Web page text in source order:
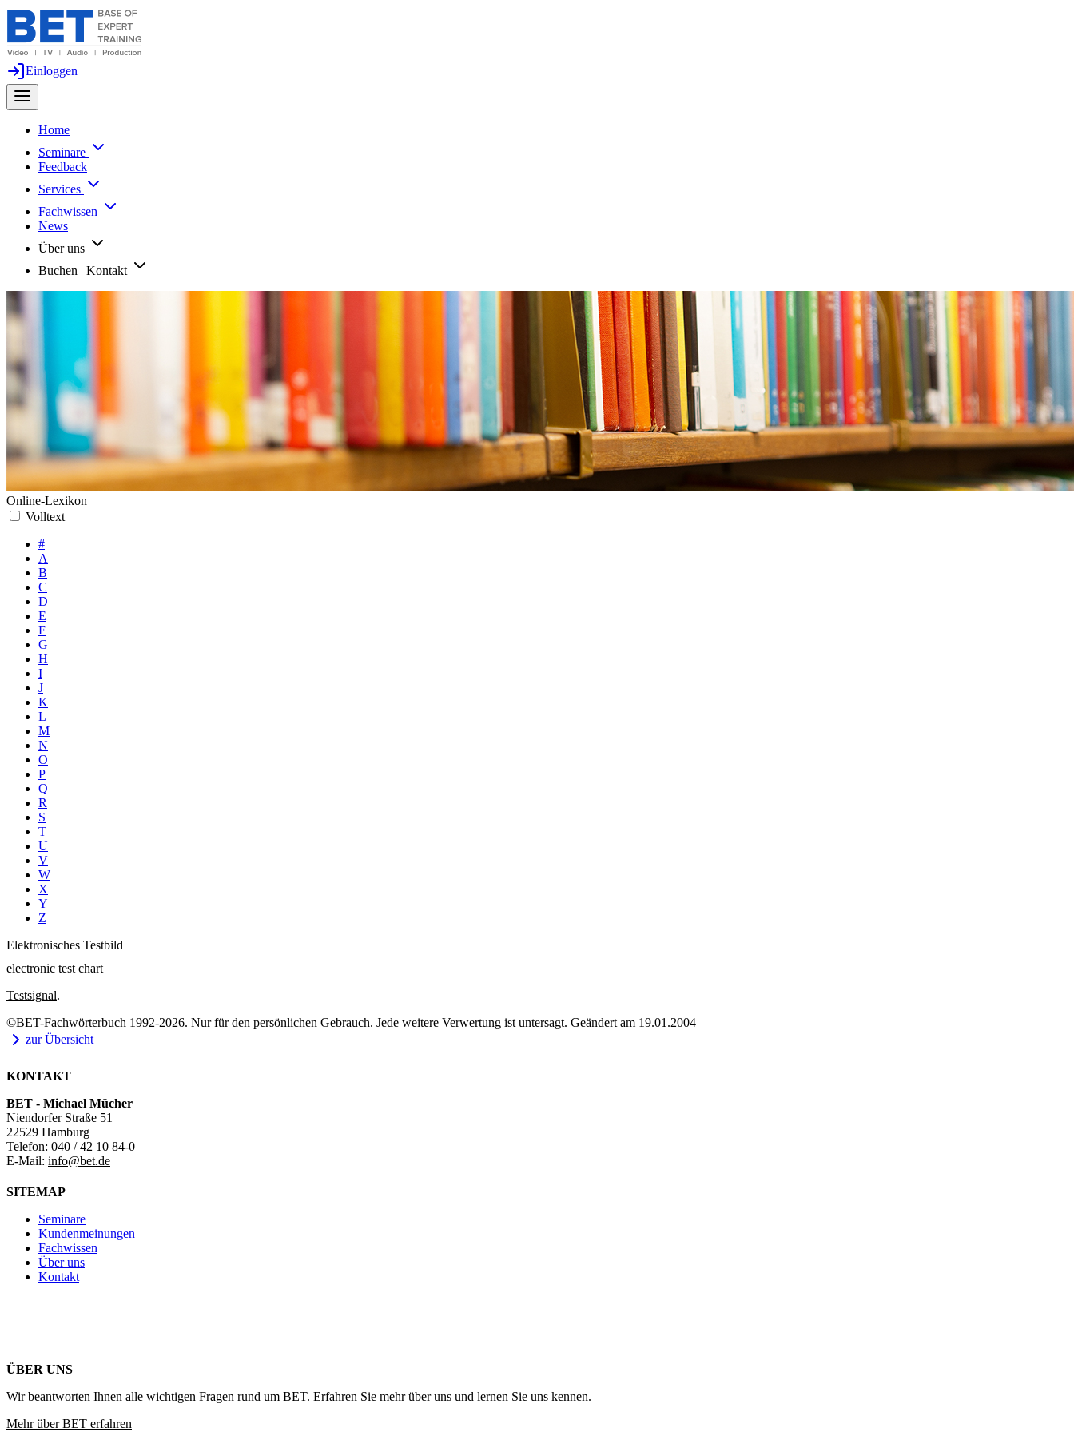
Einloggen
Home
Seminare
Feedback
Services
Fachwissen
News
Über uns
Buchen | Kontakt
Online-Lexikon
Volltext
#
A
B
C
D
E
F
G
H
I
J
K
L
M
N
O
P
Q
R
S
T
U
V
W
X
Y
Z
Elektronisches Testbild
electronic test chart
Testsignal.
©BET-Fachwörterbuch 1992-2026. Nur für den persönlichen Gebrauch. Jede weitere Verwertung ist untersagt. Geändert am 19.01.2004
zur Übersicht
KONTAKT
BET - Michael Mücher
Niendorfer Straße 51
22529 Hamburg
Telefon: 040 / 42 10 84-0
E-Mail: info@bet.de
SITEMAP
Seminare
Kundenmeinungen
Fachwissen
Über uns
Kontakt
ÜBER UNS
Wir beantworten Ihnen alle wichtigen Fragen rund um BET. Erfahren Sie mehr über uns und lernen Sie uns kennen.
Mehr über BET erfahren